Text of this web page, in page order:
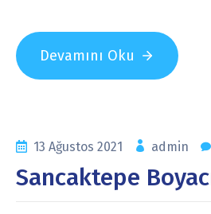
Devamını Oku
13 Ağustos 2021 admin
Sancaktepe